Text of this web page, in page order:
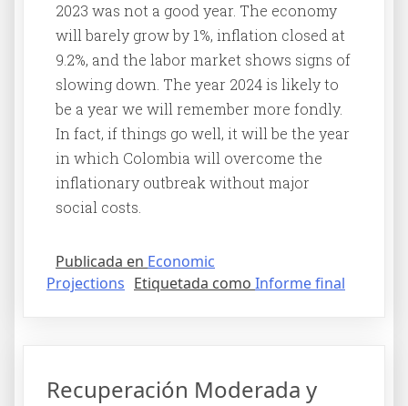
2023 was not a good year. The economy
will barely grow by 1%, inflation closed at
9.2%, and the labor market shows signs of
slowing down. The year 2024 is likely to
be a year we will remember more fondly.
In fact, if things go well, it will be the year
in which Colombia will overcome the
inflationary outbreak without major
social costs.
Publicada en Economic
Projections Etiquetada como Informe final
Recuperación Moderada y